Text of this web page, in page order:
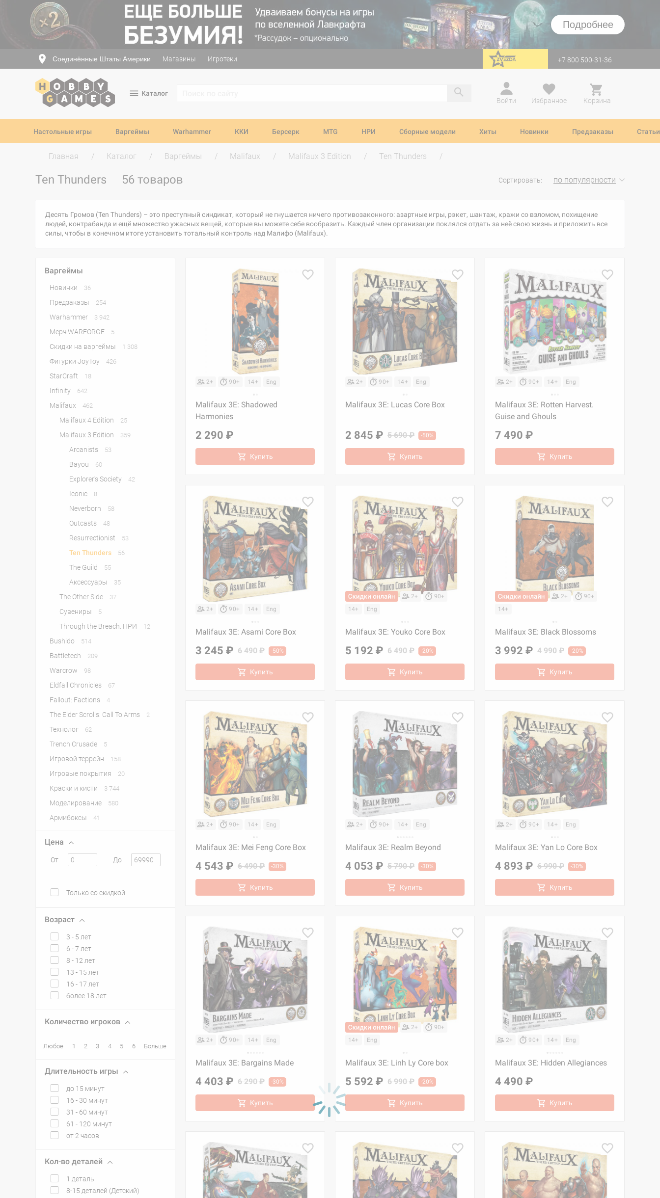
Подробнее
Соединённые Штаты Америки Магазины Игротеки перейти на Zvezda +7 800 500-31-36
Каталог
Войти
Избранное Корзина
Настольные игры Варгеймы Warhammer ККИ Берсерк MTG НРИ Сборные модели Хиты Новинки Предзаказы Статьи
Главная Каталог Варгеймы Malifaux Malifaux 3 Edition Ten Thunders
Ten Thunders 56 товаров Сортировать: по популярности
Десять Громов (Ten Thunders) – это преступный синдикат, который не гнушается ничего противозаконного: азартные игры, рэкет, шантаж, кражи со взломом, похищение
людей, контрабанда и ещё множество ужасных вещей, которые вы можете себе вообразить. Каждый член организации поклялся отдать за неё свою жизнь и приложить все
силы, чтобы в конечном итоге установить тотальный контроль над Малифо (Malifaux).
Варгеймы
Новинки 36
Предзаказы 254
Warhammer 3 942
Мерч WARFORGE 5
Скидки на варгеймы 1 308
Фигурки JoyToy 426
StarСraft 18
Infinity 642
Malifaux 462
Malifaux 4 Edition 25
Malifaux 3 Edition 359
Arcanists 53
Bayou 60
Explorer's Society 42
Iconic 8
Neverborn 58
Outcasts 48
Resurrectionist 53
Ten Thunders 56
The Guild 55
Аксессуары 35
The Other Side 37
Сувениры 5
Through the Breach. НРИ 12
Bushido 514
Battletech 209
Warcrow 98
Eldfall Chronicles 67
Fallout: Factions 4
The Elder Scrolls: Call To Arms 2
Технолог 62
Trench Crusade 5
Игровой террейн 158
Игровые покрытия 20
Краски и кисти 3 744
Моделирование 580
Армибоксы 41
Цена
От До
Только со скидкой
Возраст
3 - 5 лет
6 - 7 лет
8 - 12 лет
13 - 15 лет
16 - 17 лет
более 18 лет
Количество игроков
Любое 1 2 3 4 5 6 Больше
Длительность игры
до 15 минут
16 - 30 минут
31 - 60 минут
61 - 120 минут
от 2 часов
Кол-во деталей
1 деталь
8-15 деталей (Детский)
2+ 90+ 14+ Eng
Malifaux 3E: Shadowed
Harmonies
2 290 ₽
Купить
2+ 90+ 14+ Eng
Malifaux 3E: Lucas Core Box
2 845 ₽ 5 690 ₽ -50%
Купить
2+ 90+ 14+ Eng
Malifaux 3E: Rotten Harvest.
Guise and Ghouls
7 490 ₽
Купить
2+ 90+ 14+ Eng
Malifaux 3E: Asami Core Box
3 245 ₽ 6 490 ₽ -50%
Купить
2+
90+
14+
Eng
Malifaux 3E: Youko Core Box
5 192 ₽ 6 490 ₽ -20%
Купить
2+
90+
14+
Malifaux 3E: Black Blossoms
3 992 ₽ 4 990 ₽ -20%
Купить
2+ 90+ 14+ Eng
Malifaux 3E: Mei Feng Core Box
4 543 ₽ 6 490 ₽ -30%
Купить
2+ 90+ 14+ Eng
Malifaux 3E: Realm Beyond
4 053 ₽ 5 790 ₽ -30%
Купить
2+ 90+ 14+ Eng
Malifaux 3E: Yan Lo Core Box
4 893 ₽ 6 990 ₽ -30%
Купить
2+ 90+ 14+ Eng
Malifaux 3E: Bargains Made
4 403 ₽ 6 290 ₽ -30%
Купить
2+
90+
14+
Eng
Malifaux 3E: Linh Ly Core box
5 592 ₽ 6 990 ₽ -20%
Купить
2+ 90+ 14+ Eng
Malifaux 3E: Hidden Allegiances
4 490 ₽
Купить